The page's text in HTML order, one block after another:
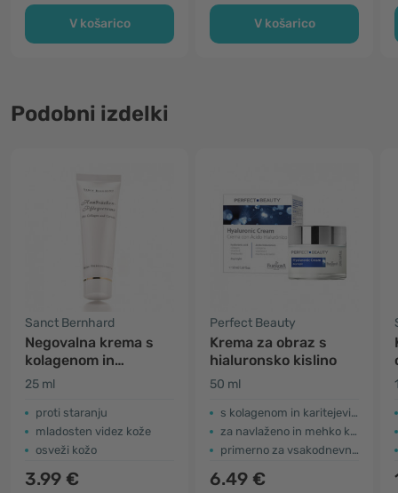
V košarico V košarico
Podobni izdelki
Sanct Bernhard
Negovalna krema s
kolagenom in
karotinom
25 ml
proti staranju
mladosten videz kože
osveži kožo
3.99 €
Perfect Beauty
Krema za obraz s
hialuronsko kislino
50 ml
s kolagenom in karitejevim maslom
za navlaženo in mehko kožo
primerno za vsakodnevno uporabo
6.49 €